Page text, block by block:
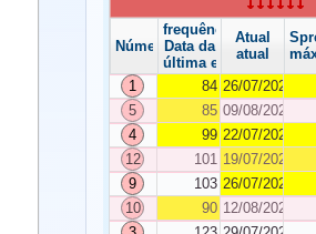
Número
frequência
Data da
última edição
Atual
atual
1 84 26/07/2022
5
85 09/08/2022
4
99 22/07/2022
12
101 19/07/2022
9
103 26/07/2022
10
90 12/08/2022